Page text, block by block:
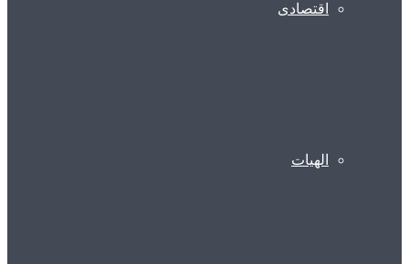
اقتصادی
الهیات